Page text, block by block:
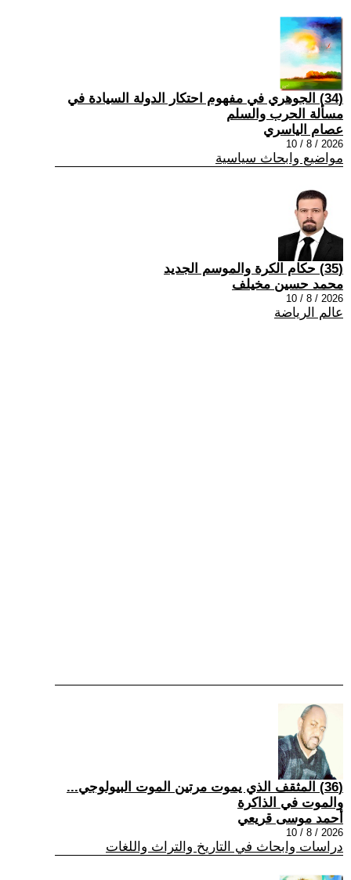
(34) الجوهري في مفهوم احتكار الدولة السيادة في
مسألة الحرب والسلم
عصام الياسري
2026 / 8 / 10
مواضيع وابحاث سياسية
(35) حكام الكرة والموسم الجديد
محمد حسين مخيلف
2026 / 8 / 10
عالم الرياضة
(36) المثقف الذي يموت مرتين الموت البيولوجي...
والموت في الذاكرة
أحمد موسى قريعي
2026 / 8 / 10
دراسات وابحاث في التاريخ والتراث واللغات